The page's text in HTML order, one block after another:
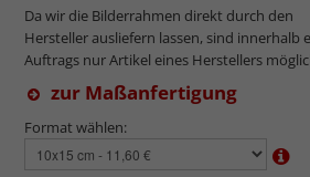
Da wir die Bilderrahmen direkt durch den
Hersteller ausliefern lassen, sind innerhalb
Auftrags nur Artikel eines Herstellers
zur Maßanfertigung
Format wählen: